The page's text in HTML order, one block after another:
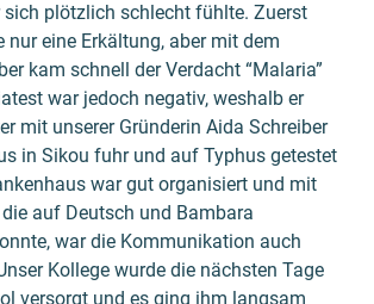
sich plötzlich schlecht fühlte. Zuerst
nur eine Erkältung, aber mit dem
kam schnell der Verdacht “Malaria”
war jedoch negativ, weshalb er
mit unserer Gründerin Aida Schreiber
in Sikou fuhr und auf Typhus getestet
war gut organisiert und mit
auf Deutsch und Bambara
war die Kommunikation auch
Kollege wurde die nächsten Tage
versorgt und es ging ihm langsam